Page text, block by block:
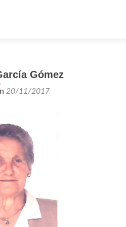
Gómez
20/11/2017